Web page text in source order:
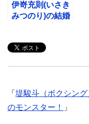
伊嵜充則(いさき
みつのり)の結婚
も！
「 堤駿斗（ボクシン
のモンスター！
」